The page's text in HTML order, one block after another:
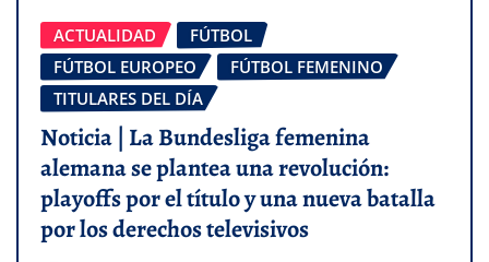
ACTUALIDAD
FÚTBOL
FÚTBOL EUROPEO
FÚTBOL FEMENINO
TITULARES DEL DÍA
Noticia | La Bundesliga femenina
alemana se plantea una revolución:
playoffs por el título y una nueva batalla
por los derechos televisivos